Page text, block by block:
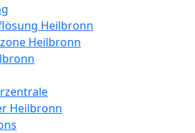
Heilbronn
Heilbronn
Heilbronn